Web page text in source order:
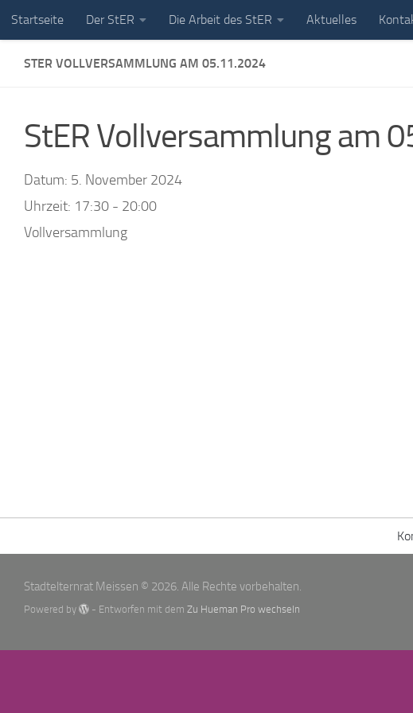
Unter dem Inhalt
Startseite Der StER Die Arbeit des StER Aktuelles
STER VOLLVERSAMMLUNG AM 05.11.2024
StER Vollversammlung am
Datum: 5. November 2024
Uhrzeit: 17:30 - 20:00
Vollversammlung
Stadtelternrat Meissen © 2026. Alle Rechte vorbehalten.
Powered by - Entworfen mit demZu Hueman Pro wechseln